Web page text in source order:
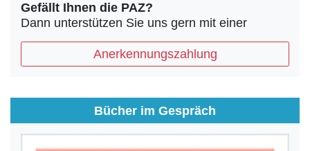
Gefällt Ihnen die PAZ?
Dann unterstützen Sie uns gern mit einer
Anerkennungszahlung
Bücher im Gespräch